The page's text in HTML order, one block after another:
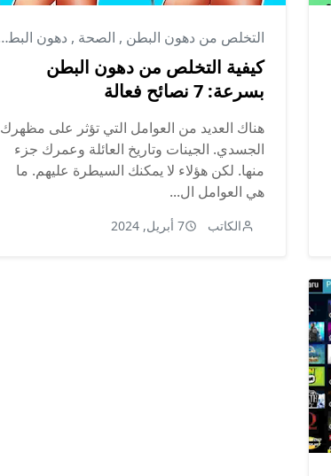
التخلص من دهون البطن , الصحة , دهون البطن السفلي
كيفية التخلص من دهون البطن
بسرعة: 7 نصائح فعالة
هناك العديد من العوامل التي تؤثر على مظهرك
الجسدي. الجينات وتاريخ العائلة وعمرك جزء
منها. لكن هؤلاء لا يمكنك السيطرة عليهم. ما
هي العوامل ال...
الكاتب 7 أبريل, 2024